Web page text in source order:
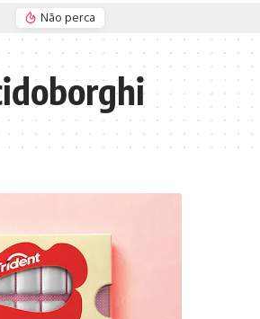
Não perca